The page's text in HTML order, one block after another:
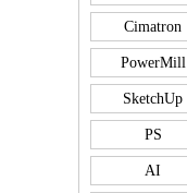
Cimatron
PowerMill
SketchUp
PS
AI